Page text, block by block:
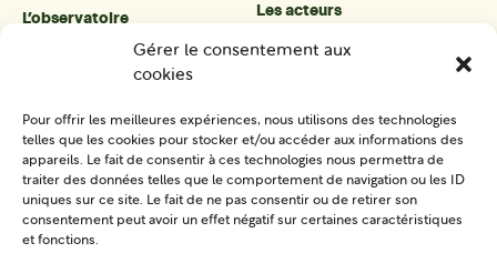
Gérer le consentement aux
cookies
Pour offrir les meilleures expériences, nous utilisons des technologies
telles que les cookies pour stocker et/ou accéder aux informations des
appareils. Le fait de consentir à ces technologies nous permettra de
traiter des données telles que le comportement de navigation ou les ID
uniques sur ce site. Le fait de ne pas consentir ou de retirer son
consentement peut avoir un effet négatif sur certaines caractéristiques
et fonctions.
L’observatoire
Présentation de l’observatoire
La boîte à outils
Présentation
Tous les outils
Proposer un outil
Les acteurs
Tous les acteurs